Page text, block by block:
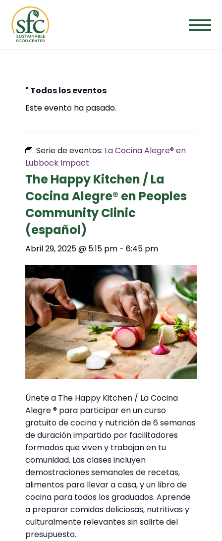
contenido
" Todos los eventos
Este evento ha pasado.
Serie de eventos: La Cocina Alegre® en
Lubbock Impact
The Happy Kitchen / La
Cocina Alegre® en Peoples
Community Clinic
(español)
Abril 29, 2025 @ 5:15 pm -6:45 pm
Únete a The Happy Kitchen / La Cocina
Alegre ® para participar en un curso
gratuito de cocina y nutrición de 6 semanas
de duración impartido por facilitadores
formados que viven y trabajan en tu
comunidad. Las clases incluyen
demostraciones semanales de recetas,
alimentos para llevar a casa, y un libro de
cocina para todos los graduados. Aprende
a preparar comidas deliciosas, nutritivas y
culturalmente relevantes sin salirte del
presupuesto.